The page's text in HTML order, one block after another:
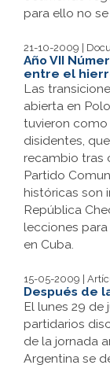
para ello no
21-10-2009 |
Año VII
entre el
Las
abierta en
tuvieron
disidentes,
recambio tras
Partido
históricas son
República
lecciones
en Cuba.
15-05-2009 |
Después de
El lunes 29 de
partidarios
de la jornada
Argentina se